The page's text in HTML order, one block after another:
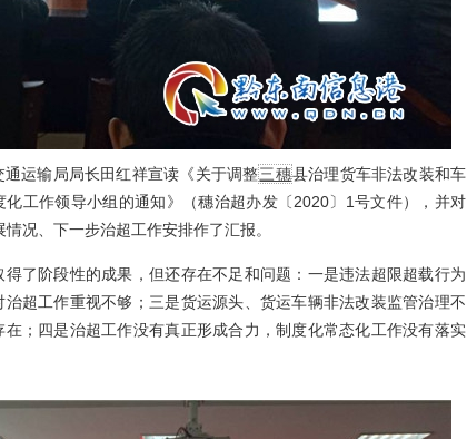
运输局局长田红祥宣读《关于调整三穗县治理货车非法改装和车
工作领导小组的通知》（穗治超办发〔2020〕1号文件），并对
况、下一步治超工作安排作了汇报。
阶段性的成果，但还存在不足和问题：一是违法超限超载行为
超工作重视不够；三是货运源头、货运车辆非法改装监管治理不
；四是治超工作没有真正形成合力，制度化常态化工作没有落实